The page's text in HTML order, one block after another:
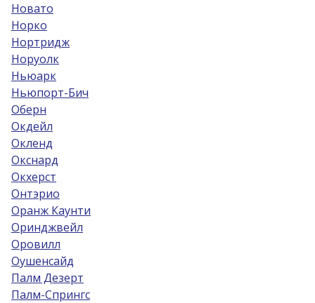
Новато
Норко
Нортридж
Норуолк
Ньюарк
Ньюпорт-Бич
Оберн
Окдейл
Окленд
Окснард
Окхерст
Онтэрио
Оранж Каунти
Оринджвейл
Оровилл
Оушенсайд
Палм Дезерт
Палм-Спрингс